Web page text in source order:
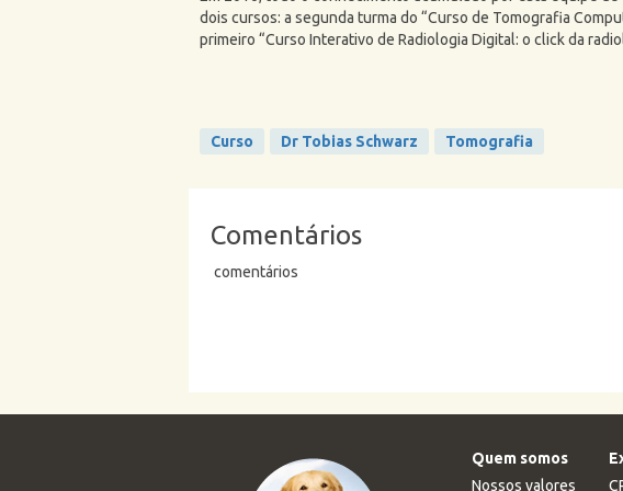
dois cursos: a segunda turma do “Curso de Tomografia
primeiro “Curso Interativo de Radiologia Digital: o click da
Curso Dr Tobias Schwarz Tomografia
Comentários
comentários
Quem somos
Nossos valores